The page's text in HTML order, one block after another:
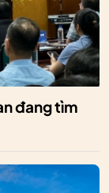
đang tìm